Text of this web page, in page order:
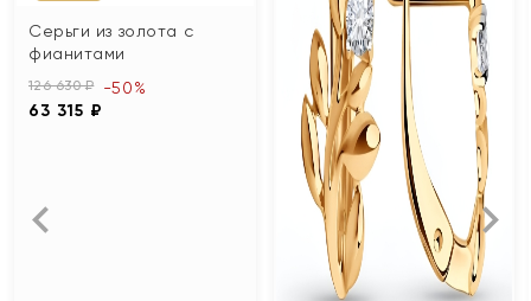
Серьги из золота с
фианитами
126 630 ₽
63 315 ₽
-50%